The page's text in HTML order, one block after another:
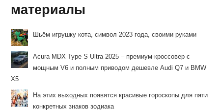
материалы
Шьём игрушку кота, символ 2023 года, своими руками
Acura MDX Type S Ultra 2025 – премиум-кроссовер с
мощным V6 и полным приводом дешевле Audi Q7 и BMW
X5
На этих выходных появятся красивые гороскопы для пяти
конкретных знаков зодиака